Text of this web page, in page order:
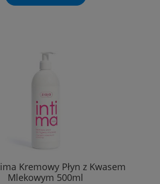
Kremowy Płyn z Kwasem
Mlekowym 500ml